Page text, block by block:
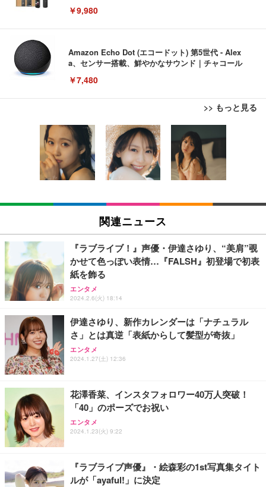
￥9,980
Amazon Echo Dot (エコードット) 第5世代 - Alex
a、センサー搭載、鮮やかなサウンド｜チャコール
￥7,480
>> もっと見る
[EdoErgo] オフィスチェア 椅子 テレワーク 疲れな
い 跳ね上げ式アームレスト コンパクト 約105度ロッ
キング pc 事務椅子 360度回転 座面昇降 強化ナイロ
ン樹脂ベース 通気性メッシュ 在宅ワーク H-WY01
(黒網+黒枠+黒足)
￥5,699
SIHOO B100 オフィスチェア／デスクチェア メッシ
ュチェア 人間工学 疲れない ブラック
￥27,999
Sezlife オフィスチェア デスクチェア 疲れない テレ
ワーク チェア 強化バックレスト 30度ロッキング機
能 人間工学 椅子 腰サポート 90度跳ね上げ式アーム
レスト 3Dヘッドレスト ハンガー付き 高反発クッシ
務用 おしゃれ パソコンチェア (ブラック)
Sezlife オフィスチェア デスクチェア 疲れない テレ
ワーク チェア 強化バックレスト 30度ロッキング機
能 人間工学 椅子 腰サポート 90度跳ね上げ式アーム
務用 おしゃれ パソコンチェア (ホワイト)
ANDWINT オフィスチェア デスクチェア 肘なし メ
ッシュ 通気性 ランバーサポート付き 腰サポート ガ
ス圧無段階昇降 360度回転 キャスター付き コンパク
EIZO ビジネス向けプレミアムモニター | FlexScan
EV3240X-WT | 31.5型4K UHD・USB Type-C・ホワ
イト
￥105,595
EIZO ビジネス向けプレミアムモニター | FlexScan
￥109,572
【純正品】27"ゲーミングモニター DualSense 充電
フック付き（CFI-ZDM1J）
￥49,979
【整備済み品】Dell E2724HS 27インチ 液晶モニタ
ー フルHD（1920×1080）VA 非光沢 HDMI/DisplayP
ort/VGA スピーカー内蔵 高さ調整 スイベル VESA対
【MiniLED/24.5inch/280Hz/FHD】GRAPHT THE S
HOOTER Gaming Monitor 24” Essential ゲーミン
グモニター QD 24.5インチ 1ms FHD 量子ドット 残
Amazonベーシック ペットシーツ 薄型 レギュラー 1
回使い捨て 無香料 ホワイト 300枚
￥3,373
Amazonベーシック ペットシーツ 厚型 ワイド 42枚
x2袋(84枚) ホワイト(吸収面:ライトブルー)
￥3,234
ネオ・ルーライフ ネオ・オムツ L 中型犬用 26枚入
り 単品
￥1,800
Smart Basic(スマートベーシック) 【Amazon.co.jp
限定】 Smart Basic アイリスオーヤマ ペットシーツ
超厚型 お徳用 ワイド 100枚入 (x 1) (ケース販売)
アイリスオーヤマ ペットシーツ 超厚型 お徳用 レギ
ュラー 200枚入【Amazon.co.jp限定】
関連ニュース
『ラブライブ！』声優・伊達さゆり、“美肩”覗
かせて色っぽい表情…『FALSH』初登場で初表
紙を飾る
エンタメ
2024.2.6(火) 18:14
伊達さゆり、新作カレンダーは「ナチュラル
さ」とは真逆「表紙からして髪型が奇抜」
エンタメ
2024.1.27(土) 12:36
花澤香菜、インスタフォロワー40万人突破！
「40」のポーズでお祝い
エンタメ
2024.1.23(火) 9:22
『ラブライブ声優』・絵森彩の1st写真集タイト
ルが「ayaful!」に決定